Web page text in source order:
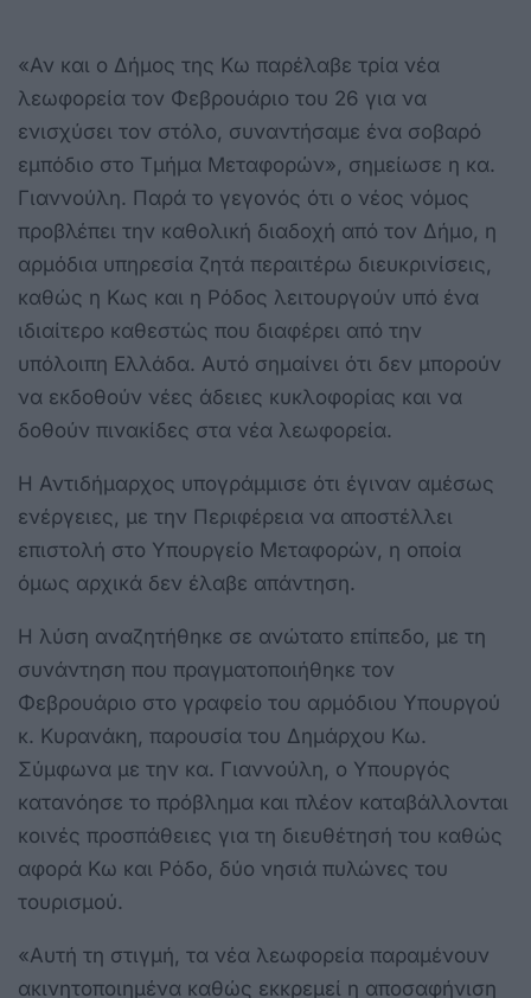
«Αν και ο Δήμος της Κω παρέλαβε τρία νέα
λεωφορεία τον Φεβρουάριο του 26 για να
ενισχύσει τον στόλο, συναντήσαμε ένα σοβαρό
εμπόδιο στο Τμήμα Μεταφορών», σημείωσε η κα.
Γιαννούλη. Παρά το γεγονός ότι ο νέος νόμος
προβλέπει την καθολική διαδοχή από τον Δήμο, η
αρμόδια υπηρεσία ζητά περαιτέρω διευκρινίσεις,
καθώς η Κως και η Ρόδος λειτουργούν υπό ένα
ιδιαίτερο καθεστώς που διαφέρει από την
υπόλοιπη Ελλάδα. Αυτό σημαίνει ότι δεν μπορούν
να εκδοθούν νέες άδειες κυκλοφορίας και να
δοθούν πινακίδες στα νέα λεωφορεία.
Η Αντιδήμαρχος υπογράμμισε ότι έγιναν αμέσως
ενέργειες, με την Περιφέρεια να αποστέλλει
επιστολή στο Υπουργείο Μεταφορών, η οποία
όμως αρχικά δεν έλαβε απάντηση.
Η λύση αναζητήθηκε σε ανώτατο επίπεδο, με τη
συνάντηση που πραγματοποιήθηκε τον
Φεβρουάριο στο γραφείο του αρμόδιου Υπουργού
κ. Κυρανάκη, παρουσία του Δημάρχου Κω.
Σύμφωνα με την κα. Γιαννούλη, ο Υπουργός
κατανόησε το πρόβλημα και πλέον καταβάλλονται
κοινές προσπάθειες για τη διευθέτησή του καθώς
αφορά Κω και Ρόδο, δύο νησιά πυλώνες του
τουρισμού.
«Αυτή τη στιγμή, τα νέα λεωφορεία παραμένουν
ακινητοποιημένα καθώς εκκρεμεί η αποσαφήνιση